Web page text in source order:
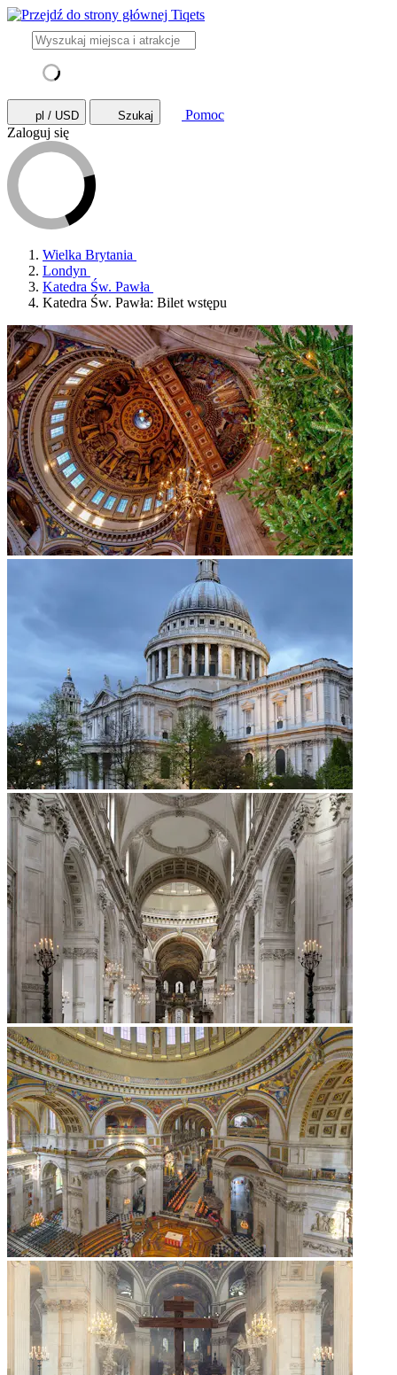
pl / USD Szukaj
Pomoc
Zaloguj się
Wielka Brytania
Londyn
Katedra Św. Pawła
Katedra Św. Pawła: Bilet wstępu